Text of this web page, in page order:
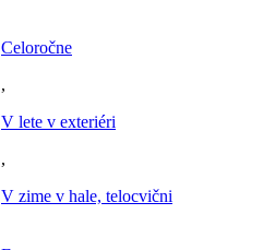
Celoročne
,
V lete v exteriéri
,
V zime v hale, telocvični